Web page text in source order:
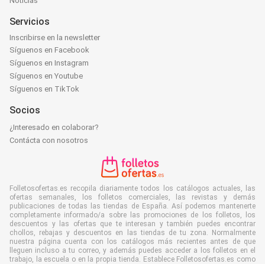
Servicios
Inscribirse en la newsletter
Síguenos en Facebook
Síguenos en Instagram
Síguenos en Youtube
Síguenos en TikTok
Socios
¿Interesado en colaborar?
Contácta con nosotros
Folletosofertas.es recopila diariamente todos los catálogos actuales, las
ofertas semanales, los folletos comerciales, las revistas y demás
publicaciones de todas las tiendas de España. Así podemos mantenerte
completamente informado/a sobre las promociones de los folletos, los
descuentos y las ofertas que te interesan y también puedes encontrar
chollos, rebajas y descuentos en las tiendas de tu zona. Normalmente
nuestra página cuenta con los catálogos más recientes antes de que
lleguen incluso a tu correo, y además puedes acceder a los folletos en el
trabajo, la escuela o en la propia tienda. Establece Folletosofertas.es como